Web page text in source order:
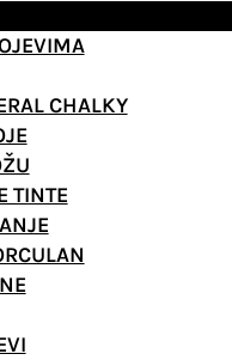
CHALKY
TINTE